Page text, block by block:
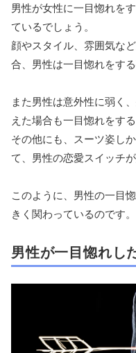
男性が女性に一目惚れを
ているでしょう。
顔やスタイル、雰囲気な
合、男性は一目惚れをす
また男性は意外性に弱く
えた場合も一目惚れをす
その他にも、スーツ姿し
て、男性の恋愛スイッチが
このように、男性の一目
きく関わっているのです。
男性が一目惚れし